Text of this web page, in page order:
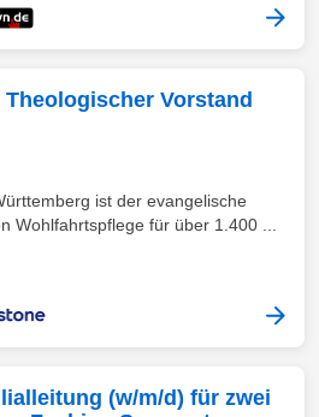
Vorstand
ist der evangelische
Wohlfahrtspflege für über 1.400 ...
(w/m/d) für zwei